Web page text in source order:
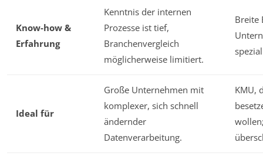
Know-how &
Erfahrung
Kenntnis der internen
Prozesse ist tief,
Branchenvergleich
möglicherweise limitiert.
Breite
Ideal für
Große Unternehmen mit
komplexer, sich schnell
ändernder
Datenverarbeitung.
KMU,